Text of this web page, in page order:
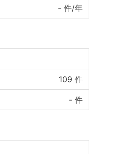
- 件/年
109 件
- 件